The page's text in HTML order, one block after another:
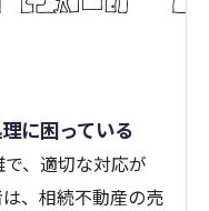
に困っている
、適切な対応が
、相続不動産の売